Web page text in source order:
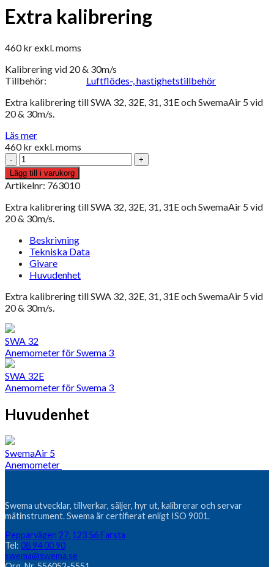
Extra kalibrering
460krexkl. moms
Kalibrering vid 20 & 30m/s
Tillbehör:
Luftflödes-, hastighetstillbehör
Extra kalibrering till SWA 32, 32E, 31, 31E och SwemaAir 5 vid
20 & 30m/s.
Läs mer
460krexkl. moms
Extra
kalibrering
mängd
Lägg till i varukorg
Artikelnr: 763010
Extra kalibrering till SWA 32, 32E, 31, 31E och SwemaAir 5 vid
20 & 30m/s.
Beskrivning
Tekniska Data
Givare
Huvudenhet
Extra kalibrering till SWA 32, 32E, 31, 31E och SwemaAir 5 vid
20 & 30m/s.
SWA 32
Anemometer för Swema 3
SWA 32E
Anemometer för Swema 3
Huvudenhet
SwemaAir 5
Anemometer
Swema utvecklar, tillverkar, säljer, hyr ut, kalibrerar och servar
mätinstrument. Swema är certifierat enligt ISO 9001.
Pepparvägen 27, 123 56 Farsta
Tel: 08 94 00 90
swema@swema.se